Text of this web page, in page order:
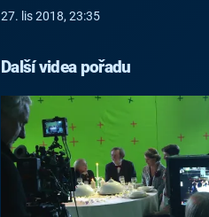
27. lis 2018, 23:35
Další videa pořadu